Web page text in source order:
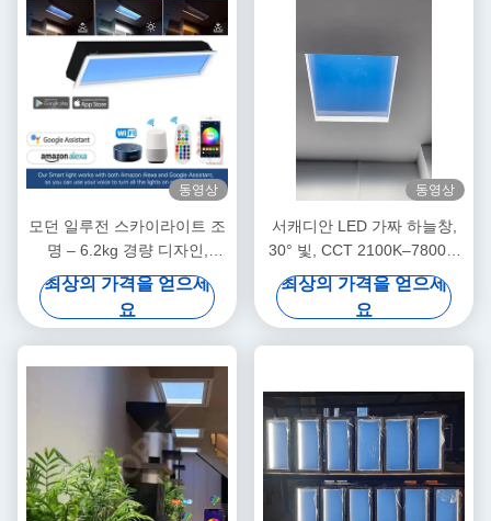
동영상
모던 일루전 스카이라이트 조
명 – 6.2kg 경량 디자인,
4000+ 루멘 밝기, 리모컨 및
앱 제어, DALI-2 & Zigbee를
통한 원활한 스마트 홈 통합
최상의 가격을 얻으세
요
동영상
서캐디안 LED 가짜 하늘창,
30° 빛, CCT 2100K–7800K,
고성능
최상의 가격을 얻으세
요